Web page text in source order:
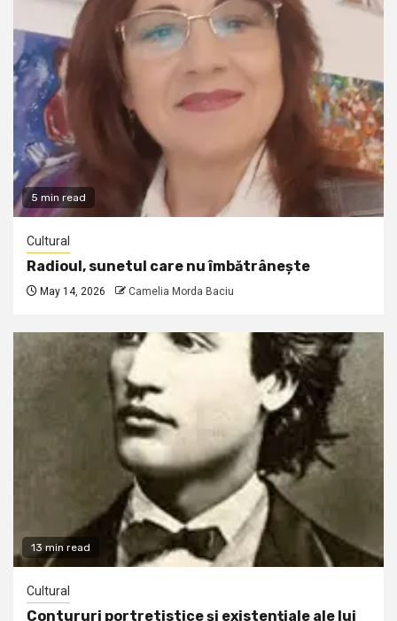
5 min read
Cultural
Radioul, sunetul care nu îmbătrânește
May 14, 2026 Camelia Morda Baciu
13 min read
Cultural
Contururi portretistice și existențiale ale lui